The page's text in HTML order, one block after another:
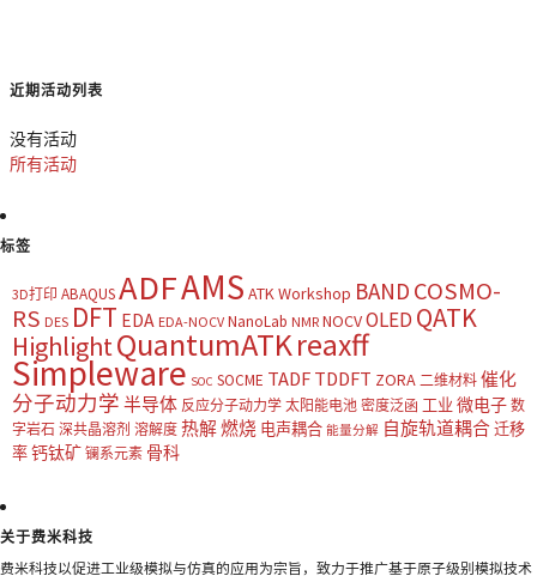
近期活动列表
没有活动
所有活动
标签
3D打印 ABAQUSADFAMS ATK Workshop BAND COSMO-
RS DES DFT EDA EDA-NOCV NanoLab NMR NOCVOLED QATK
HighlightQuantumATKreaxff
Simpleware SOC SOCME TADF TDDFT ZORA 二维材料 催化
分子动力学 半导体 反应分子动力学 太阳能电池 密度泛函 工业 微电子 数
字岩石 深共晶溶剂 溶解度 热解燃烧 电声耦合 能量分解 自旋轨道耦合迁移
率钙钛矿 镧系元素 骨科
关于费米科技
费米科技以促进工业级模拟与仿真的应用为宗旨，致力于推广基于原子级别模拟技术